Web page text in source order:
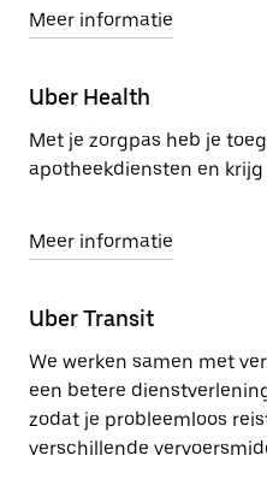
Meer informatie
Uber Health
Met je zorgpas heb je
apotheekdiensten en
Meer informatie
Uber Transit
We werken samen met
een betere
zodat je probleemloos
verschillende